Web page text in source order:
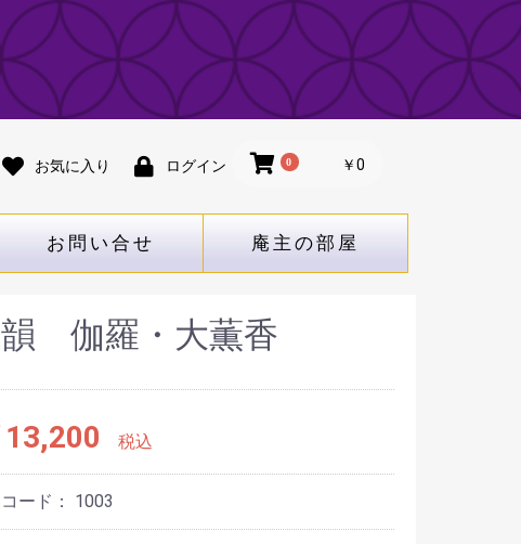
お気に入り ログイン 0 ￥0
お問い合せ 庵主の部屋
伽羅・大薫香
13,200 税込
ード： 1003